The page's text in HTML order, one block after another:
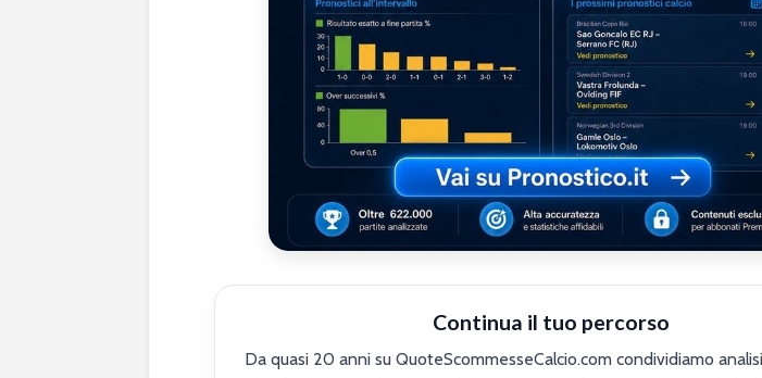
Continua il tuo percorso
Da quasi 20 anni su QuoteScommesseCalcio.com condividiamo